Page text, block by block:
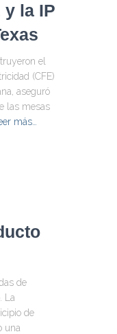
y la IP
el
(CFE)
aseguró
las mesas
más…
de
La
de
una